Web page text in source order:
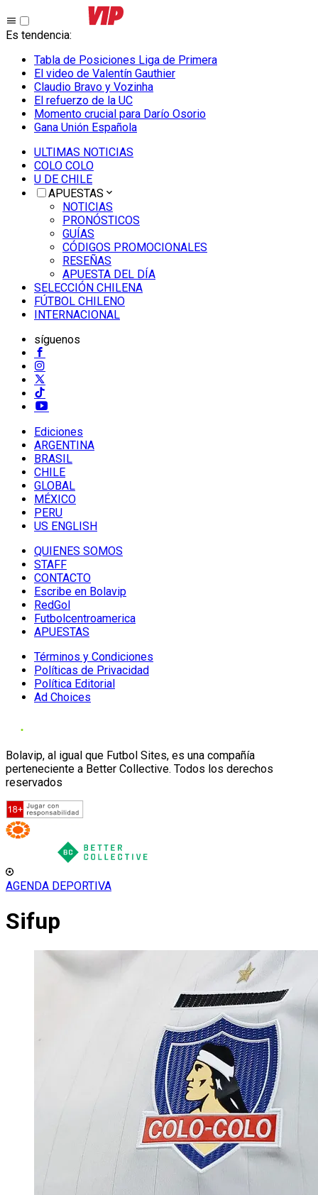
Es tendencia:
Tabla de Posiciones Liga de Primera
El video de Valentín Gauthier
Claudio Bravo y Vozinha
El refuerzo de la UC
Momento crucial para Darío Osorio
Gana Unión Española
ULTIMAS NOTICIAS
COLO COLO
U DE CHILE
APUESTAS
NOTICIAS
PRONÓSTICOS
GUÍAS
CÓDIGOS PROMOCIONALES
RESEÑAS
APUESTA DEL DÍA
SELECCIÓN CHILENA
FÚTBOL CHILENO
INTERNACIONAL
síguenos
Ediciones
ARGENTINA
BRASIL
CHILE
GLOBAL
MÉXICO
PERU
US ENGLISH
QUIENES SOMOS
STAFF
CONTACTO
Escribe en Bolavip
RedGol
Futbolcentroamerica
APUESTAS
Términos y Condiciones
Políticas de Privacidad
Política Editorial
Ad Choices
Bolavip, al igual que Futbol Sites, es una compañía
perteneciente a Better Collective. Todos los derechos
reservados
AGENDA DEPORTIVA
Sifup